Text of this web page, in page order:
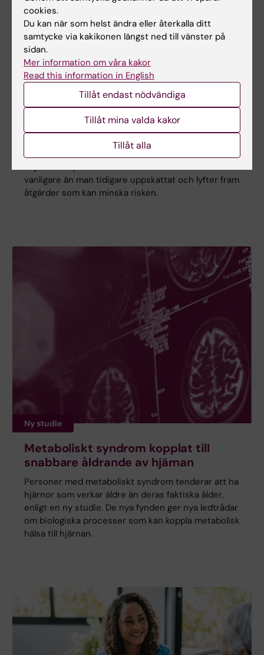
Ny studie
Spädbarnskollaps ovanligt men kan
få allvarliga konsekvenser
Plötslig oväntad spädbarnskollaps under den första
levnadsveckan är ovanligt, men kan få allvarliga
följder. En ny studie visar att tillståndet ändå är
vanligare än man tidigare uppskattat och lyfter fram
åtgärder som kan minska risken.
Ny studie
Metaboliskt syndrom kopplat till
snabbare åldrande av hjärnan
Personer med metaboliskt syndrom tenderar att ha
hjärnor som verkar äldre än deras faktiska ålder,
enligt en ny studie. De nya fynden ger nya ledtrådar
om biologiska processer som kan koppla metabolisk
hälsa till hjärnan.
cookies.
Du kan när som helst ändra eller återkalla ditt
samtycke via kakikonen längst ned till vänster på
sidan.
Mer information om våra kakor
Read this information in English
Tillåt endast nödvändiga
Tillåt mina valda kakor
Tillåt alla